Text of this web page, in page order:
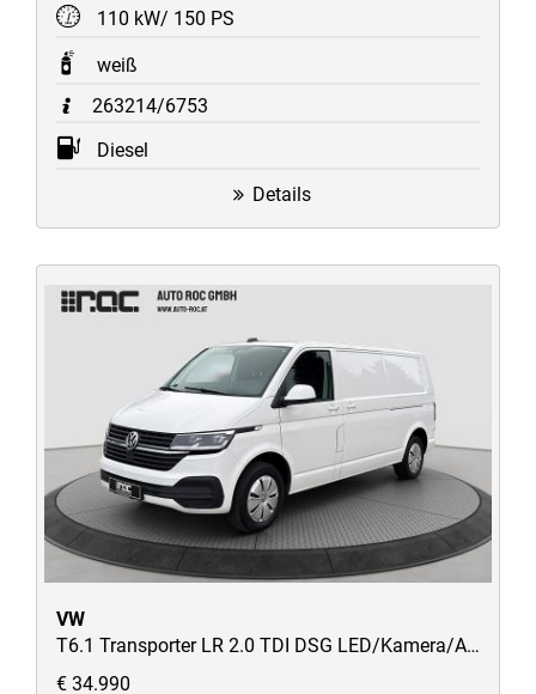
110 kW/ 150 PS
weiß
263214/6753
Diesel
Details
VW
T6.1 Transporter LR 2.0 TDI DSG LED/Kamera/AppConnect/AHK/STH/uvm
€ 34.990